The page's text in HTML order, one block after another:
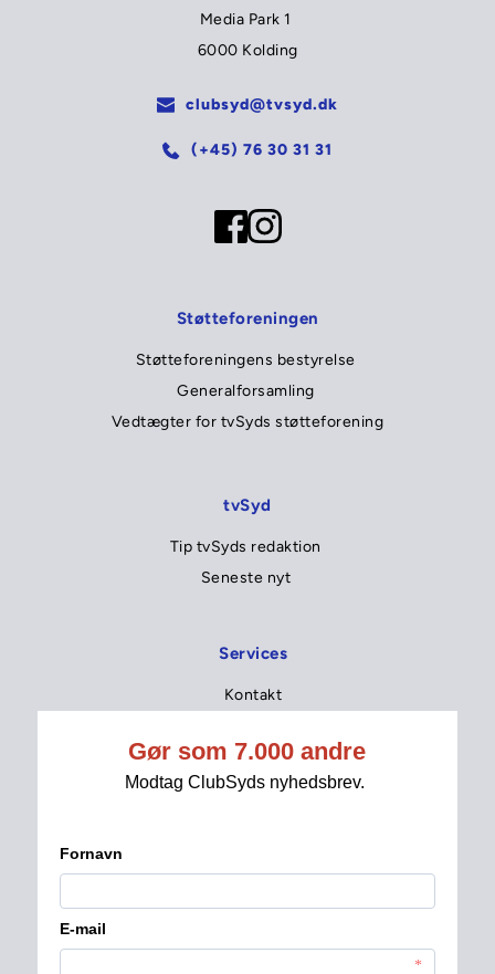
Media Park 1
6000 Kolding
clubsyd@tvsyd.dk
(+45) 76 30 31 31
Støtteforeningen
Støtteforeningens bestyrelse
Generalforsamling
Vedtægter for tvSyds støtteforening
tvSyd
Tip tvSyds redaktion
Seneste nyt
Services
Kontakt
Fakta om medlemskabet
Forny dit medlemskab
Læs seneste nyhedsbreve
Privatlivspolitik